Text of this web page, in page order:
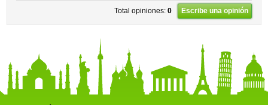
Total opiniones: 0 Escribe una opinión